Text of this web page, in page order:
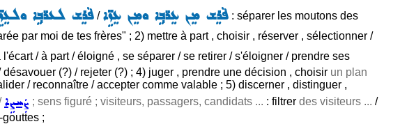
ܦܵܪܸܫ ܠܥܪ̈ܒ݂ܹܐ / ܦܵܪܸܫ ܡܸܢ ܥܸܪ̈ܒ݂ܹܐ ܘܡܸܢ ܥܸܙܹ̈ܐ : séparer les moutons des
par moi de tes frères" ; 2) mettre à part , choisir , réserver , sélectionner /
/ à part / éloigné , se séparer / se retirer / s'éloigner / prendre ses
désavouer (?) / rejeter (?) ; 4) juger , prendre une décision , choisir un plan
/ reconnaître / accepter comme valable ; 5) discerner , distinguer ,
ܨܲܚܨܹܐ ; sens figuré ; visiteurs, passagers, candidats ... : filtrer des visiteurs ... /
;